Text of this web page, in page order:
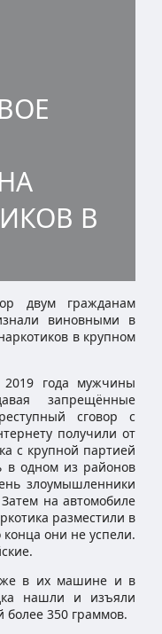
В
двум гражданам
виновными в
в крупном
2019 года мужчины
запрещённые
сговор с
получили от
с крупной партией
в одном из районов
злоумышленники
на автомобиле
разместили в
конца они не успели.
в их машине и в
нашли и изъяли
более 350 граммов.